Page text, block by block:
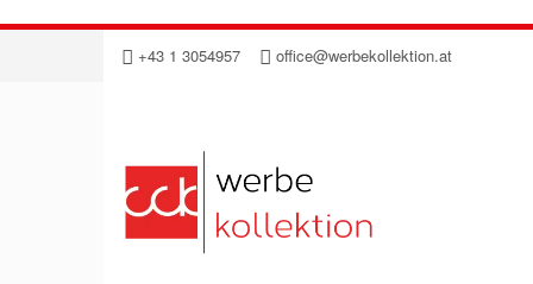
Direkt
Inhalt
+43 1 3054957 office@werbekollektion.at